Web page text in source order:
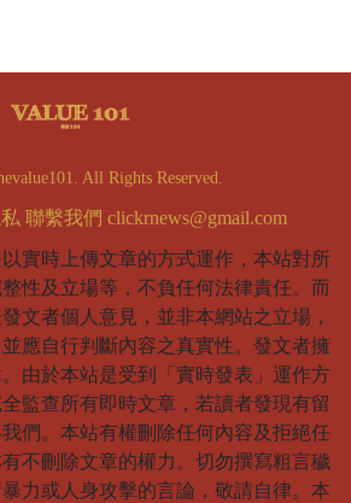
All Rights Reserved.
聯繫我們 clickrnews@gmail.com
實時上傳文章的方式運作，本站對所
性及立場等，不負任何法律責任。而
文者個人意見，並非本網站之立場，
應自行判斷內容之真實性。發文者擁
由於本站是受到「實時發表」運作方
監查所有即時文章，若讀者發現有留
們。本站有權刪除任何內容及拒絕任
不刪除文章的權力。切勿撰寫粗言穢
力或人身攻擊的言論，敬請自律。本